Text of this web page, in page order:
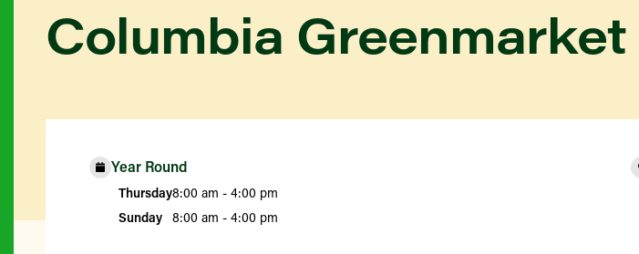
Columbia Greenmarket
Year Round
Thursday8:00 am - 4:00 pm
Sunday 8:00 am - 4:00 pm